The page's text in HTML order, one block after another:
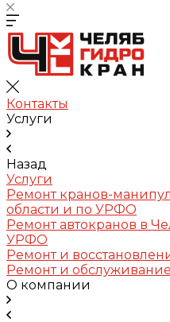
Контакты
Услуги
Назад
Услуги
Ремонт кранов-
области и по УРФО
Ремонт автокранов в
УРФО
Ремонт и
Ремонт и
О компании